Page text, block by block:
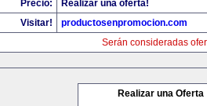
Precio:
Realizar una oferta!
Visitar!
productosenpromocion.com
Serán consideradas
Realizar una Oferta